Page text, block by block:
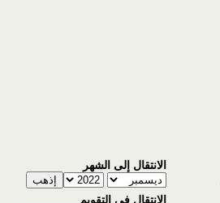
الانتقال إلى الشهر
الانتقال في التقويم